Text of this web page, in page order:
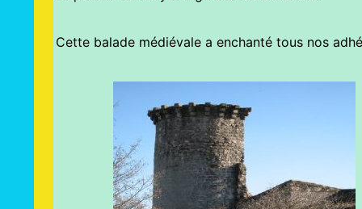
Cette balade médiévale a enchanté tous nos